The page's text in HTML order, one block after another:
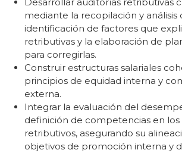
mediante la recopilación y análisis
identificación de factores que
retributivas y la elaboración de
para corregirlas.
Construir estructuras salariales
principios de equidad interna y
externa.
Integrar la evaluación del
definición de competencias en
retributivos, asegurando su
objetivos de promoción interna y